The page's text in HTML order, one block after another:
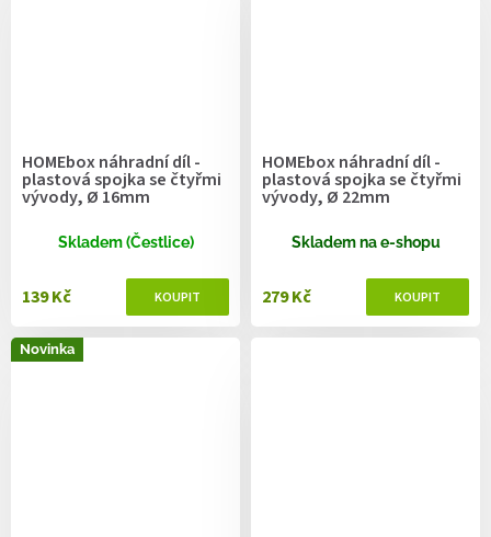
HOMEbox náhradní díl -
plastová spojka se čtyřmi
vývody, Ø 16mm
Skladem (Čestlice)
139 Kč
HOMEbox náhradní díl -
plastová spojka se čtyřmi
vývody, Ø 22mm
Skladem na e-shopu
279 Kč
Novinka